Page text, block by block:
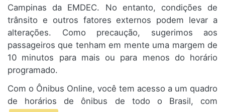
Campinas da EMDEC. No entanto, condições de
trânsito e outros fatores externos podem levar a
alterações. Como precaução, sugerimos aos
passageiros que tenham em mente uma margem de
10 minutos para mais ou para menos do horário
programado.
Com o Ônibus Online, você tem acesso a um quadro
de horários de ônibus de todo o Brasil, com